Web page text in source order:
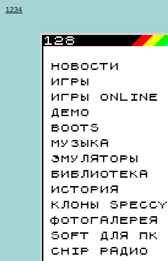
1234
НОВОСТИ
ИГРЫ
ИГРЫ ONLINE
ДЕМО
BOOTS
МУЗЫКА
ЭМУЛЯТОРЫ
БИБЛИОТЕКА
ИСТОРИЯ
КЛОНЫ SPECCY
ФОТОГАЛЕРЕЯ
SOFT ДЛЯ ПК
CHIP РАДИО